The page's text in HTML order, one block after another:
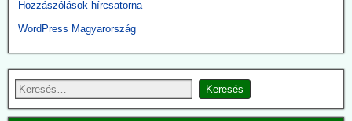
2026.06.14. Real Clear Investigations: Bil Gates
impériuma százmilió dollárokkal befolyásolta az
USA egészségügyi kutatását
A Bill & Melinda Gates alapítvány nemcsak támogatta filantrópként
az USA National Institutes of Health (NIH) egészégügyi kutatási
programját, hanem meghatározta a kutatás és fejlesztés irányát, pl.
Hozzászólások hírcsatorna
WordPress Magyarország